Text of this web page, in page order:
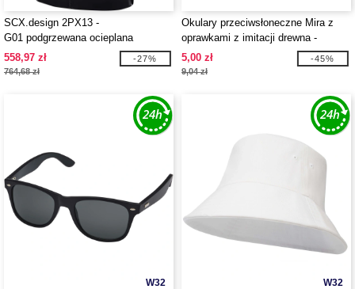
SCX.design 2PX13 -
G01 podgrzewana ocieplana
kamizelka z powerbankiem
558,97 zł
764,68 zł
-27%
Okulary przeciwsłoneczne Mira z
oprawkami z imitacji drewna -
EgotierPro 127051
5,00 zł
9,04 zł
-45%
W32 W32